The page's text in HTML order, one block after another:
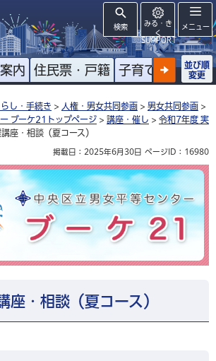
検索
みる・き
く
SUPPORT
メニュー
内 住民票・戸籍 子育て 高齢者
並び順
変更
らし・手続き > 人権・男女共同参画 > 男女共同参画 >
ブーケ21トップページ > 講座・催し > 令和7年度 実
座・相談（夏コース）
掲載日：2025年6月30日 ページID：16980
座・相談（夏コース）